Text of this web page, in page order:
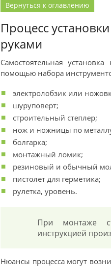
Вернуться к оглавлению
Процесс
руками
Самостоятельная
помощью набора
электролобзик или
шуруповерт;
строительный степлер;
нож и ножницы по
болгарка;
монтажный ломик;
резиновый и обычный
пистолет для герметика;
рулетка, уровень.
При монтаже
инструкцией
Нюансы процесса могут